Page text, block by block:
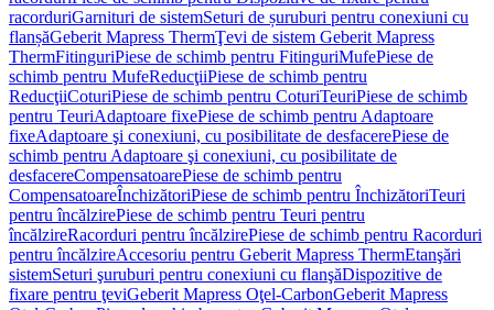
racorduriGarnituri de sistemSeturi de șuruburi pentru conexiuni cu
flanșăGeberit Mapress ThermŢevi de sistem Geberit Mapress
ThermFitinguriPiese de schimb pentru FitinguriMufePiese de
schimb pentru MufeReducţiiPiese de schimb pentru
ReducţiiCoturiPiese de schimb pentru CoturiTeuriPiese de schimb
pentru TeuriAdaptoare fixePiese de schimb pentru Adaptoare
fixeAdaptoare şi conexiuni, cu posibilitate de desfacerePiese de
schimb pentru Adaptoare şi conexiuni, cu posibilitate de
desfacereCompensatoarePiese de schimb pentru
CompensatoareÎnchizătoriPiese de schimb pentru ÎnchizătoriTeuri
pentru încălzirePiese de schimb pentru Teuri pentru
încălzireRacorduri pentru încălzirePiese de schimb pentru Racorduri
pentru încălzireAccesoriu pentru Geberit Mapress ThermEtanşări
sistemSeturi şuruburi pentru conexiuni cu flanşăDispozitive de
fixare pentru ţeviGeberit Mapress Oţel-CarbonGeberit Mapress